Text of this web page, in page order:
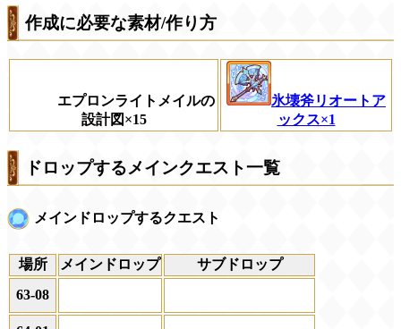
作成に必要な素材/作り方
エプロンライトメイルの
設計図×15
氷壊斧リオートア
ックス×1
ドロップするメインクエスト一覧
メインドロップするクエスト
場所 メインドロップ
サブドロップ
63-08